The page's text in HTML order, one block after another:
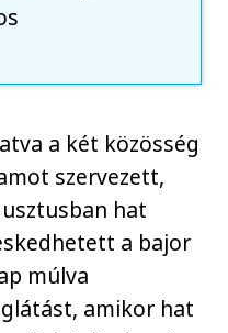
a két közösség
szervezett,
hat
a bajor
múlva
amikor hat